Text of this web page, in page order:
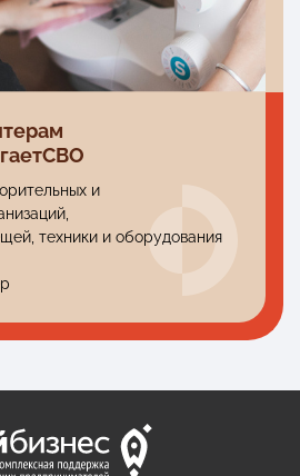
и
техники и оборудования